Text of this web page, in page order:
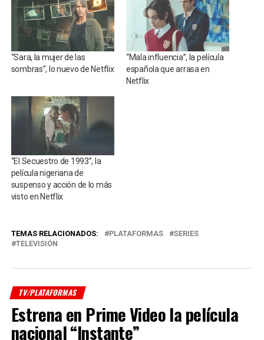
“Sara, la mujer de las
sombras”, lo nuevo de Netflix
“Mala influencia”, la película
española que arrasa en
Netflix
“El Secuestro de 1993”, la
película nigeriana de
suspenso y acción de lo más
visto en Netflix
TEMAS RELACIONADOS: PLATAFORMAS
SERIES
TELEVISIÓN
TV/PLATAFORMAS
Estrena en Prime Video la película
nacional “Instante”